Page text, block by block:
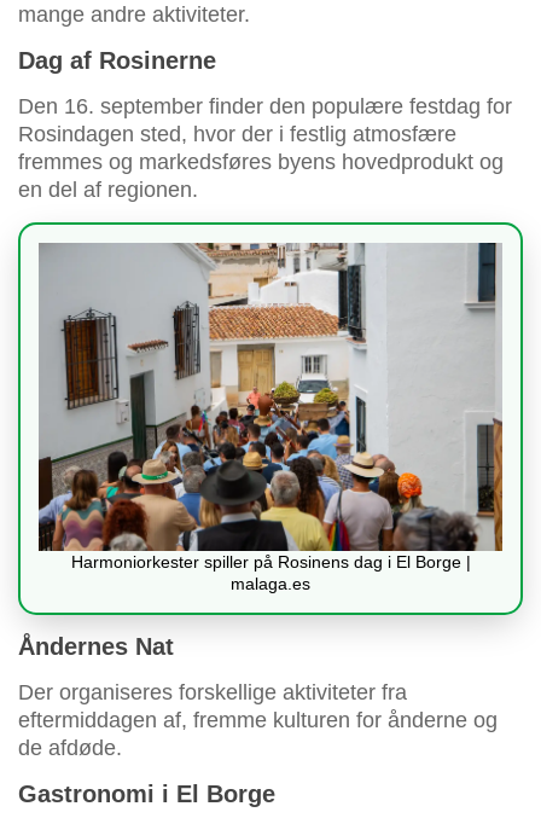
mange andre aktiviteter.
Dag af Rosinerne
Den 16. september finder den populære festdag for
Rosindagen sted, hvor der i festlig atmosfære
fremmes og markedsføres byens hovedprodukt og
en del af regionen.
Harmoniorkester spiller på Rosinens dag i El Borge |
malaga.es
Åndernes Nat
Der organiseres forskellige aktiviteter fra
eftermiddagen af, fremme kulturen for ånderne og
de afdøde.
Gastronomi i El Borge